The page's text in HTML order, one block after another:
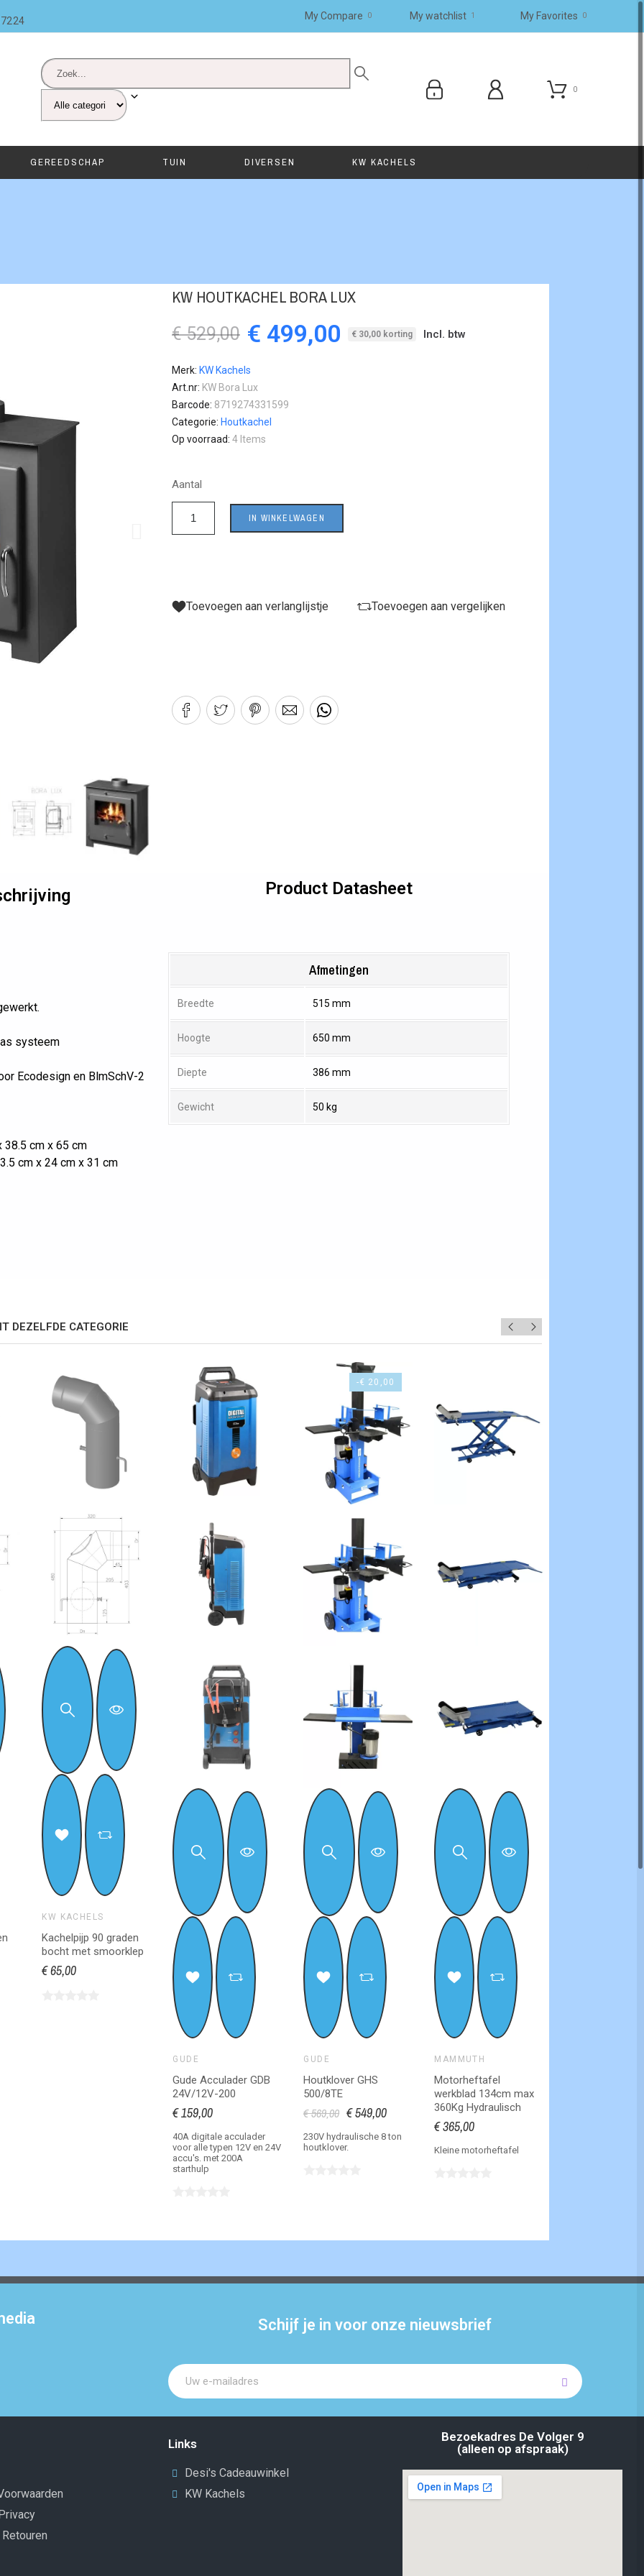
My Compare 0 My watchlist 1 My Favorites 0
0
GEREEDSCHAP TUIN DIVERSEN KW KACHELS
KW HOUTKACHEL BORA LUX
€ 529,00 € 499,00 € 30,00 korting Incl. btw
Merk KW Kachels
Art.nr KW Bora Lux
Barcode 8719274331599
Categorie Houtkachel
Op voorraad 4 Items
Aantal
IN WINKELWAGEN
Toevoegen aan verlanglijstje Toevoegen aan vergelijken
systeem
Ecodesign en BlmSchV-2
38.5 cm x 65 cm
cm x 24 cm x 31 cm
Product Datasheet
Afmetingen
Breedte 515 mm
Hoogte 650 mm
Diepte 386 mm
Gewicht 50 kg
DEZELFDE CATEGORIE
KW KACHELS
Kachelpijp 90 graden
bocht met smoorklep
€ 65,00
GUDE
Gude Acculader GDB
24V/12V-200
€ 159,00
40A digitale acculader
voor alle typen 12V en 24V
accu's. met 200A
starthulp
GUDE
Houtklover GHS
500/8TE
€ 569,00 € 549,00
230V hydraulische 8 ton
houtklover.
-€ 20,00
MAMMUTH
Motorheftafel
werkblad 134cm max
360Kg Hydraulisch
€ 365,00
Kleine motorheftafel
Schijf je in voor onze nieuwsbrief
Links
Desi's Cadeauwinkel
KW Kachels
Bezoekadres De Volger 9
(alleen op afspraak)